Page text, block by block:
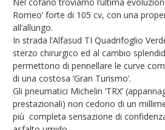
Romeo’ forte di 105 cv, con una
all’allungo.
In strada l’Alfasud TI Quadrifoglio
sterzo chirurgico ed al cambio
permettono di pennellare le curve
di una costosa ‘Gran Turismo’.
Gli pneumatici Michelin ‘TRX’
prestazionali) non cedono di un
più completa sensazione di